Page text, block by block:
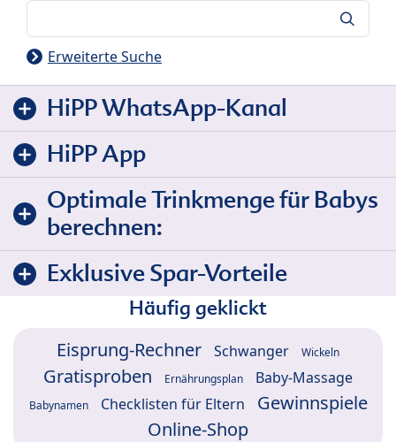
Erweiterte Suche
HiPP WhatsApp-Kanal
HiPP App
Optimale Trinkmenge für Babys
berechnen:
Exklusive Spar-Vorteile
Häufig geklickt
Eisprung-Rechner Schwanger Wickeln
Gratisproben Ernährungsplan Baby-Massage
Babynamen Checklisten für Eltern
Gewinnspiele
Online-Shop